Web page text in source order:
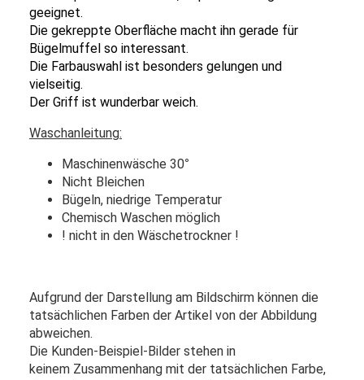
geeignet.
Die gekreppte Oberfläche macht ihn gerade für
Bügelmuffel so interessant.
Die Farbauswahl ist besonders gelungen und
vielseitig.
Der Griff ist wunderbar weich.
Waschanleitung:
Maschinenwäsche 30°
Nicht Bleichen
Bügeln, niedrige Temperatur
Chemisch Waschen möglich
! nicht in den Wäschetrockner !
Aufgrund der Darstellung am Bildschirm können die
tatsächlichen Farben der Artikel von der Abbildung
abweichen.
Die Kunden-Beispiel-Bilder stehen in
keinem Zusammenhang mit der tatsächlichen Farbe,